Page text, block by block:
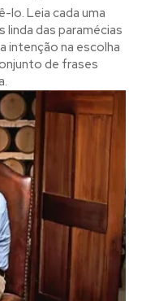
Leia cada uma
linda das paramécias
intenção na escolha
de frases